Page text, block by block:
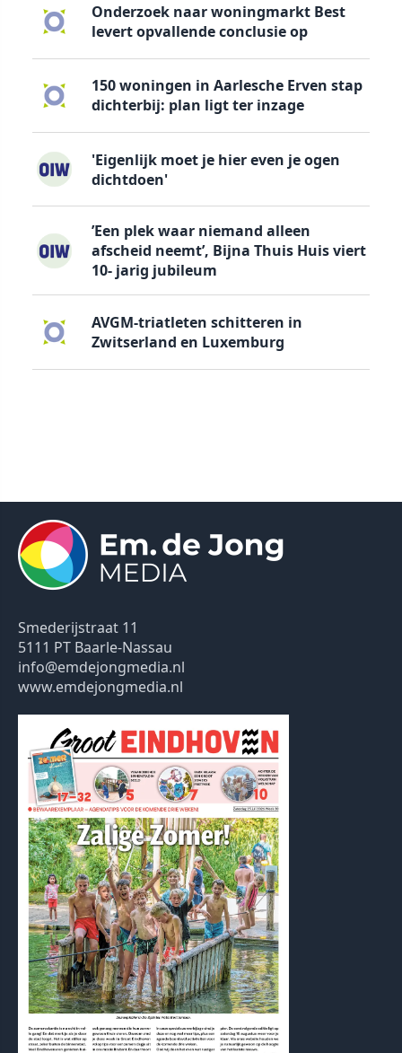
Onderzoek naar woningmarkt Best
levert opvallende conclusie op
150 woningen in Aarlesche Erven stap
dichterbij: plan ligt ter inzage
'Eigenlijk moet je hier even je ogen
dichtdoen'
’Een plek waar niemand alleen
afscheid neemt’, Bijna Thuis Huis viert
10- jarig jubileum
AVGM-triatleten schitteren in
Zwitserland en Luxemburg
Smederijstraat 11
5111 PT Baarle-Nassau
info@emdejongmedia.nl
www.emdejongmedia.nl